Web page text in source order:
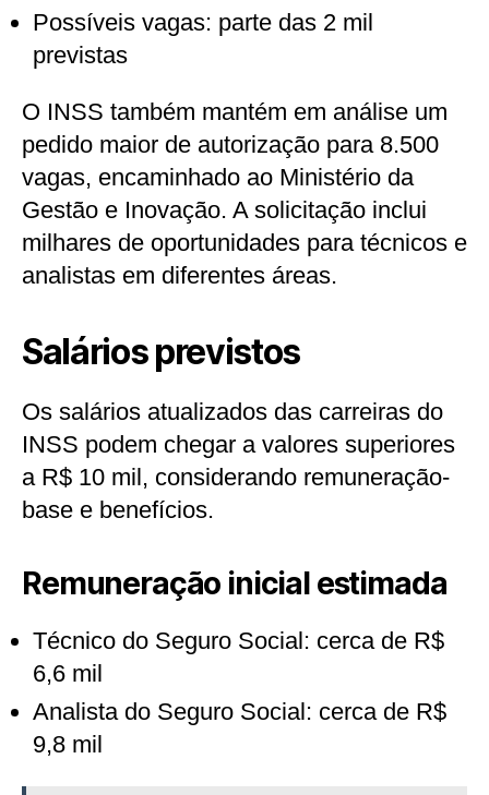
Possíveis vagas: parte das 2 mil
previstas
O INSS também mantém em análise um
pedido maior de autorização para 8.500
vagas, encaminhado ao Ministério da
Gestão e Inovação. A solicitação inclui
milhares de oportunidades para técnicos e
analistas em diferentes áreas.
Salários previstos
Os salários atualizados das carreiras do
INSS podem chegar a valores superiores
a R$ 10 mil, considerando remuneração-
base e benefícios.
Remuneração inicial estimada
Técnico do Seguro Social: cerca de R$
6,6 mil
Analista do Seguro Social: cerca de R$
9,8 mil